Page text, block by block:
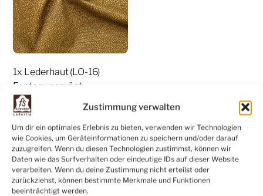
Zustimmung verwalten
Um dir ein optimales Erlebnis zu bieten, verwenden wir Technologien
wie Cookies, um Geräteinformationen zu speichern und/oder darauf
zuzugreifen. Wenn du diesen Technologien zustimmst, können wir
Daten wie das Surfverhalten oder eindeutige IDs auf dieser Website
verarbeiten. Wenn du deine Zustimmung nicht erteilst oder
zurückziehst, können bestimmte Merkmale und Funktionen
beeinträchtigt werden.
1x Lederhaut (LO-16)
Fantasy geprägt,
senffarben, Stärke ca. 1,0
mm, nappa
22,00€
WEITERLESEN
Share